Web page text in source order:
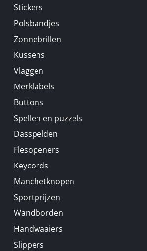
Stickers
Polsbandjes
Zonnebrillen
Kussens
Vlaggen
Merklabels
Buttons
Spellen en puzzels
Dasspelden
Flesopeners
Keycords
Manchetknopen
Sportprijzen
Wandborden
Handwaaiers
Slippers